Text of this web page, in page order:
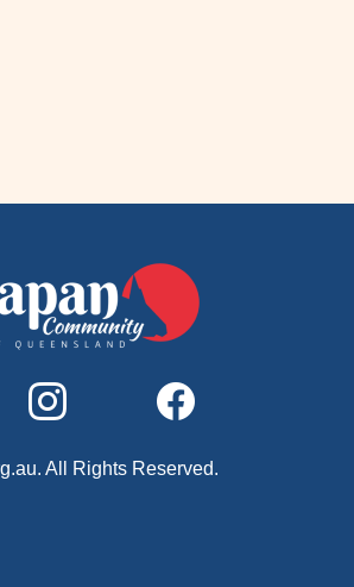
All Rights Reserved.